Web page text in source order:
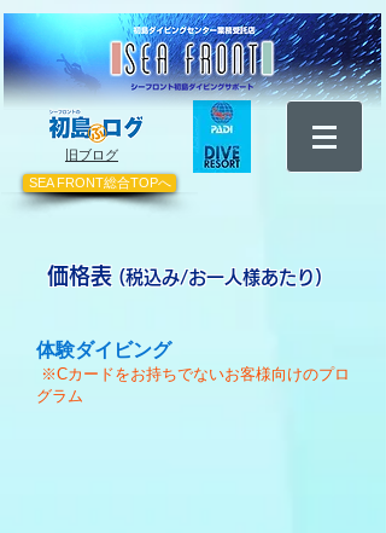
​旧ブログ
SEA FRONT総合TOPへ
価格表 ​(税込み/お一人様あたり)
体験ダイビング​
※Cカードをお持ちでないお客様向けのプロ
グラム